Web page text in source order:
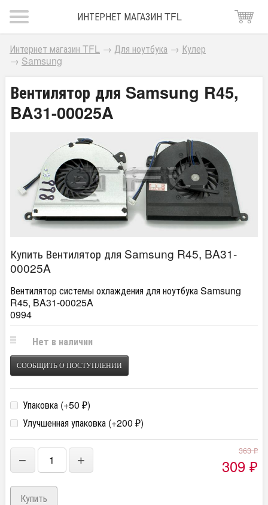
ИНТЕРНЕТ МАГАЗИН TFL
Интернет магазин TFL → Для ноутбука → Кулер
→ Samsung
Вентилятор для Samsung R45,
BA31-00025A
Купить Вентилятор для Samsung R45, BA31-
00025A
Вентилятор системы охлаждения для ноутбука Samsung
R45, BA31-00025A
0994
Нет в наличии
СООБЩИТЬ О ПОСТУПЛЕНИИ
Упаковка (+50 ₽)
Улучшенная упаковка (+200 ₽)
− +
363₽
309 ₽